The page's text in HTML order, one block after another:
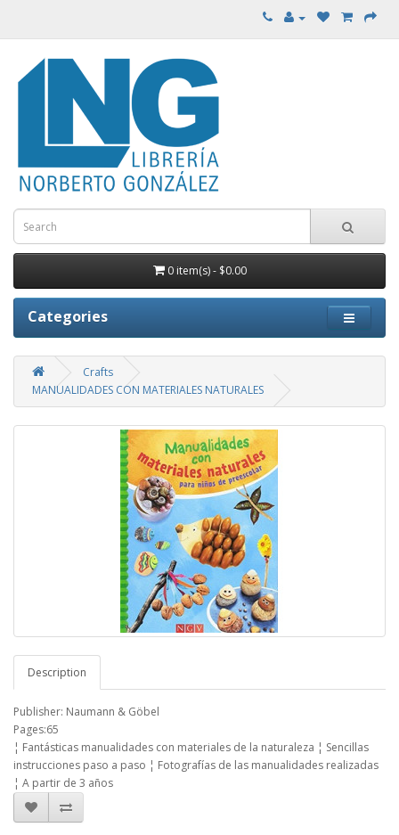
0 item(s) - $0.00
Categories
Crafts
MANUALIDADES CON MATERIALES NATURALES
Description
Publisher: Naumann & Göbel
Pages:65
¦ Fantásticas manualidades con materiales de la naturaleza ¦ Sencillas
instrucciones paso a paso ¦ Fotografías de las manualidades realizadas
¦ A partir de 3 años